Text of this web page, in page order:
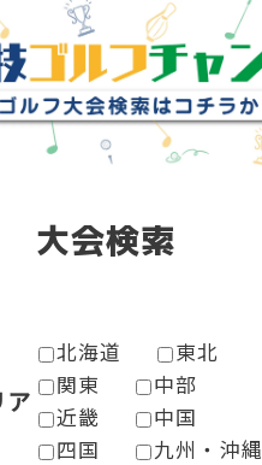
大会検索
開催エリア
北海道
東北
関東
中部
近畿
中国
四国
九州・沖縄